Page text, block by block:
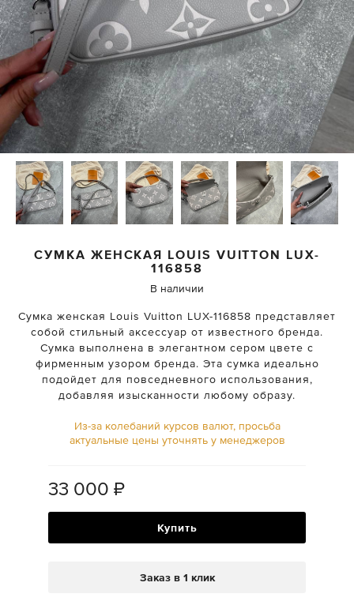
СУМКА ЖЕНСКАЯ LOUIS VUITTON LUX-
116858
В наличии
Сумка женская Louis Vuitton LUX-116858 представляет
собой стильный аксессуар от известного бренда.
Сумка выполнена в элегантном сером цвете с
фирменным узором бренда. Эта сумка идеально
подойдет для повседневного использования,
добавляя изысканности любому образу.
Из-за колебаний курсов валют, просьба
актуальные цены уточнять у менеджеров
33 000 ₽
Купить
Заказ в 1 клик